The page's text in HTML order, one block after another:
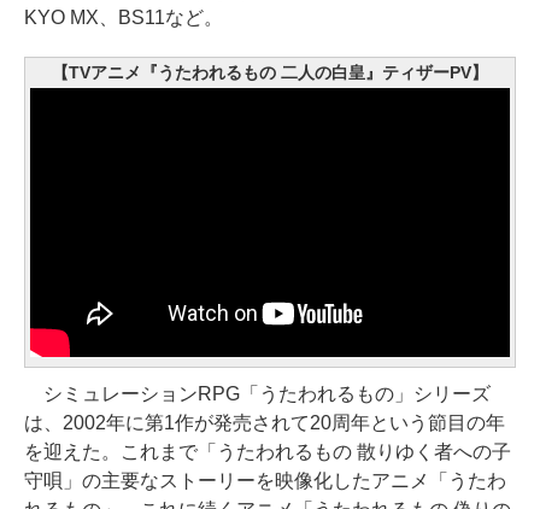
KYO MX、BS11など。
【TVアニメ『うたわれるもの 二人の白皇』ティザーPV】
シミュレーションRPG「うたわれるもの」シリーズ
は、2002年に第1作が発売されて20周年という節目の年
を迎えた。これまで「うたわれるもの 散りゆく者への子
守唄」の主要なストーリーを映像化したアニメ「うたわ